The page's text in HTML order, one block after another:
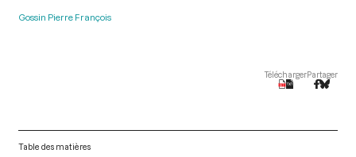
Gossin Pierre François
TéléchargerPartager
Table des matières